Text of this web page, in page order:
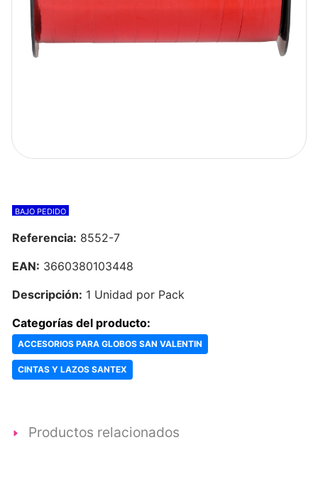
BAJO PEDIDO
Referencia: 8552-7
EAN: 3660380103448
Descripción: 1 Unidad por Pack
Categorías del producto:
ACCESORIOS PARA GLOBOS SAN VALENTIN
CINTAS Y LAZOS SANTEX
Productos relacionados